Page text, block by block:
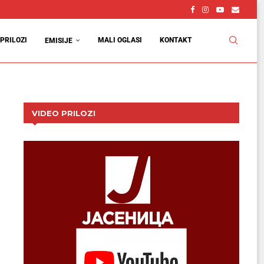
PRILOZI EMISIJE MALI OGLASI KONTAKT
VIDEO PRILOZI